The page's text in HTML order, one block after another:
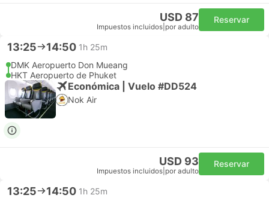
USD 87
Impuestos incluidos por adulto
Reservar
13:25 14:50 1h 25m
DMK Aeropuerto Don Mueang
HKT Aeropuerto de Phuket
Económica | Vuelo #DD524
Nok Air
USD 93
Impuestos incluidos por adulto
Reservar
13:25 14:50 1h 25m